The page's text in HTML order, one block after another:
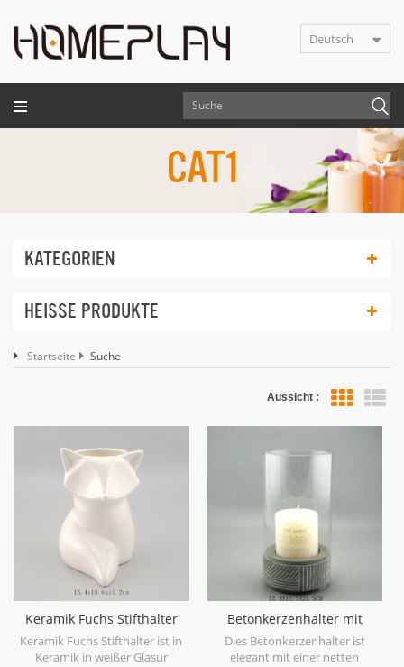
Deutsch
CAT1
KATEGORIEN
HEISSE PRODUKTE
Startseite Suche
Aussicht :
Keramik Fuchs Stifthalter
Keramik Fuchs Pflanzer
Keramik Fuchs Stifthalter ist in
Keramik in weißer Glasur
Betonkerzenhalter mit
Glasschirm und weiß
lackierter Linie
Dies Betonkerzenhalter ist
elegant mit einer netten